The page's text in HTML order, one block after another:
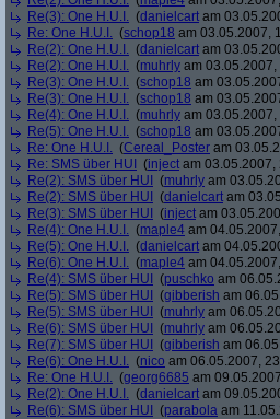
Re(3): One H.U.I. (danielcart am
Re: One H.U.I. (schop18 am 03.05.2007,
Re(2): One H.U.I. (danielcart am
Re(2): One H.U.I. (muhrly am 03.05.2007,
Re(3): One H.U.I. (schop18 am
Re(3): One H.U.I. (schop18 am
Re(4): One H.U.I. (muhrly am 03.05.2007,
Re(5): One H.U.I. (schop18 am
Re: One H.U.I. (Cereal_Poster am
Re: SMS über HUI
(inject am 03.05.2007,
Re(2): SMS über HUI
(muhrly am
Re(2): SMS über HUI
(danielcart am
Re(3): SMS über HUI
(inject am
Re(4): One H.U.I. (maple4 am
Re(5): One H.U.I. (danielcart am
Re(6): One H.U.I. (maple4 am
Re(4): SMS über HUI
(puschko am
Re(5): SMS über HUI
(gibberish am
Re(5): SMS über HUI
(muhrly am
Re(6): SMS über HUI
(muhrly am
Re(7): SMS über HUI
(gibberish am
Re(6): One H.U.I. (nico am 06.05.2007,
Re: One H.U.I. (georg6685 am
Re(2): One H.U.I. (danielcart am
Re(6): SMS über HUI
(parabola am